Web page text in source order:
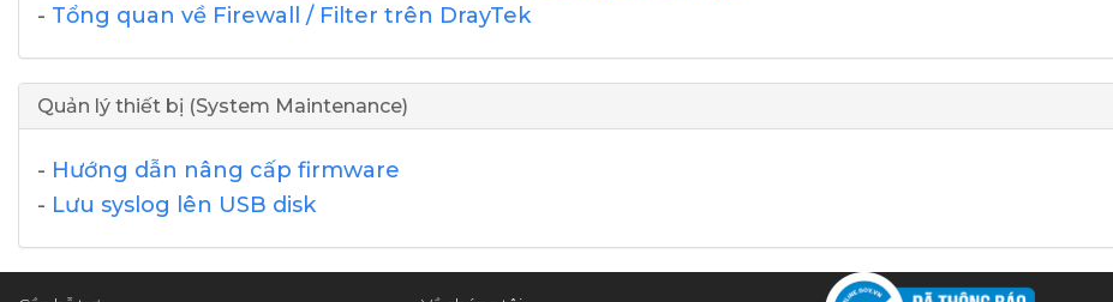
- Tổng quan về Firewall / Filter trên DrayTek
Quản lý thiết bị (System Maintenance)
- Hướng dẫn nâng cấp firmware
- Lưu syslog lên USB disk